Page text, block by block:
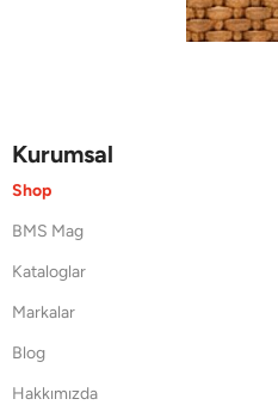
Kurumsal
Shop
BMS Mag
Kataloglar
Markalar
Blog
Hakkımızda